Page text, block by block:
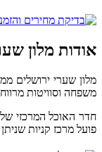
אודות מלון
משפחה וסוויטות
חדר האוכל המרכזי
פועל מרכז קניות